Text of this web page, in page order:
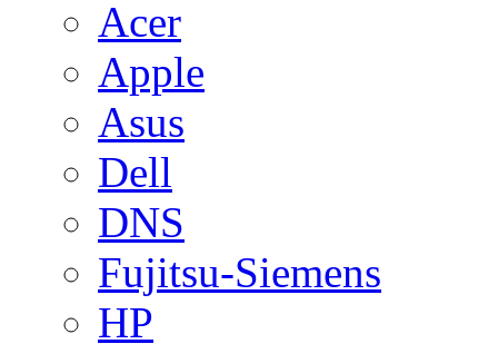
Acer
Apple
Asus
Dell
DNS
Fujitsu-Siemens
HP